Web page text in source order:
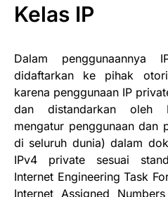
Kelas IP
Dalam
didaftarkan ke pihak
karena penggunaan IP
dan distandarkan oleh
mengatur penggunaan dan
di seluruh dunia) dalam
IPv4 private sesuai
Internet Engineering Task
Internet Assigned